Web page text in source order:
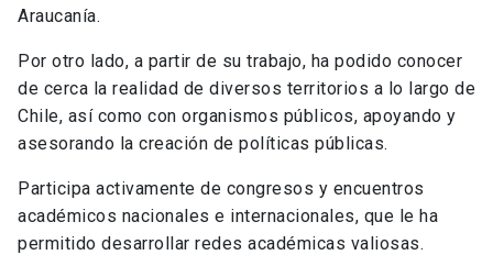
Araucanía.
Por otro lado, a partir de su trabajo, ha podido conocer
de cerca la realidad de diversos territorios a lo largo de
Chile, así como con organismos públicos, apoyando y
asesorando la creación de políticas públicas.
Participa activamente de congresos y encuentros
académicos nacionales e internacionales, que le ha
permitido desarrollar redes académicas valiosas.